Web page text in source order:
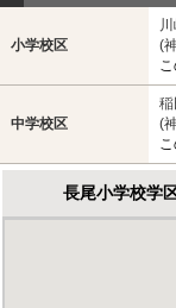
小学校区
(
中学校区
(
長尾小学校学